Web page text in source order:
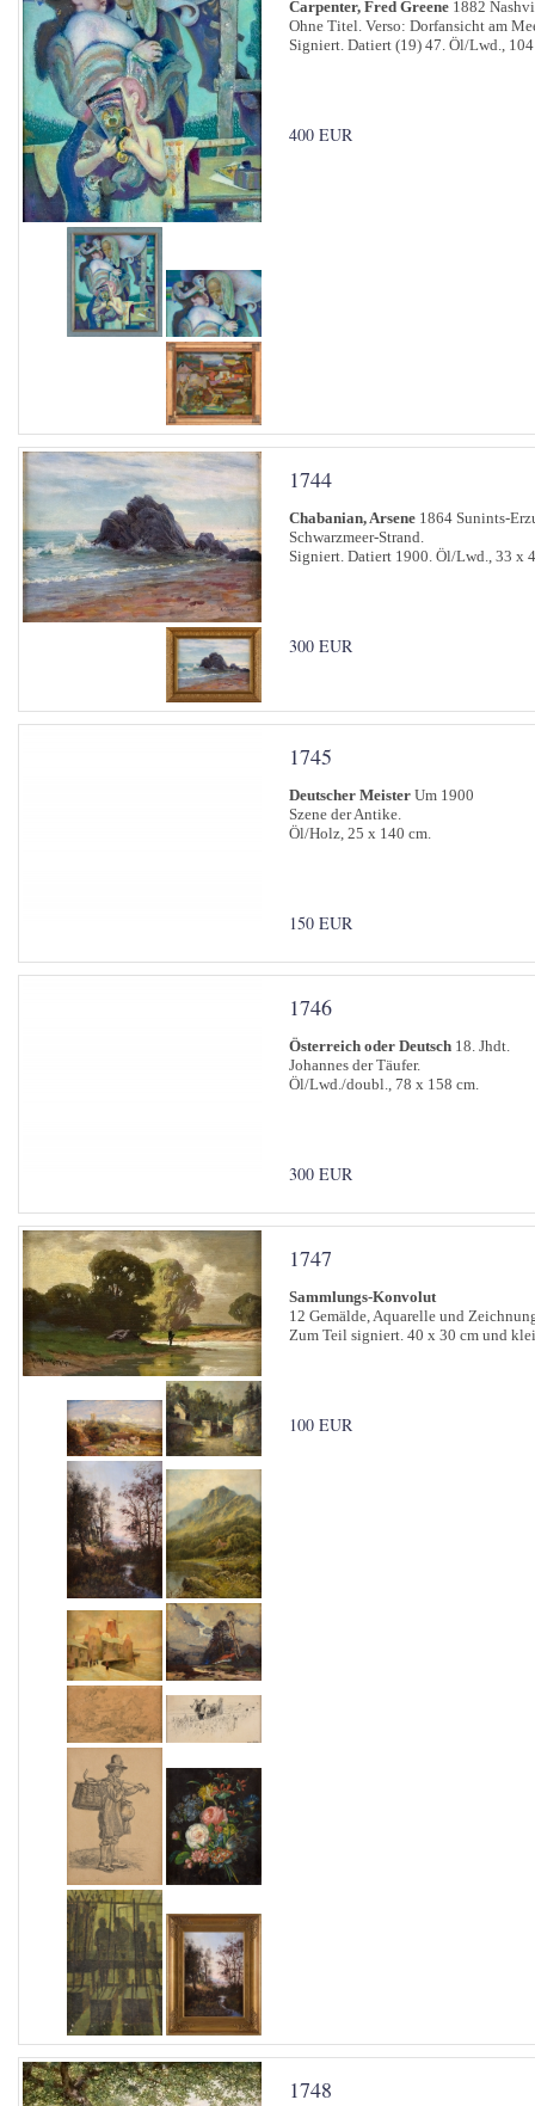
Carpenter, Fred Greene 1882
Ohne Titel. Verso: Dorfansicht am
Signiert. Datiert (19) 47. Öl/Lwd.,
400 EUR
1744
Chabanian, Arsene 1864 Sunints-
Schwarzmeer-Strand.
Signiert. Datiert 1900. Öl/Lwd., 33 x
300 EUR
1745
Deutscher Meister Um 1900
Szene der Antike.
Öl/Holz, 25 x 140 cm.
150 EUR
1746
Österreich oder Deutsch 18. Jhdt.
Johannes der Täufer.
Öl/Lwd./doubl., 78 x 158 cm.
300 EUR
1747
Sammlungs-Konvolut
12 Gemälde, Aquarelle und
Zum Teil signiert. 40 x 30 cm und
100 EUR
1748